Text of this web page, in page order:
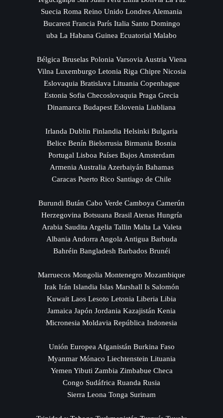
Suecia Roma Reino Unido Londres Alemania
Bucarest Francia París Italia Santo Domingo
uba La Habana Guinea Ecuatorial Malabo
Bélgica Bruselas Polonia Varsovia Austria Viena
Vilna Luxemburgo Letonia Riga Chipre Nicosia
Eslovaquia Bratislava Lituania Copenhague
Estonia Sofia Checoslovaquia Praga Grecia
Dinamarca Budapest Eslovenia Liubliana
Irlanda Dublin Finlandia Helsinki Bulgaria
Belice Benín Bielorrusia Birmania Bosnia
Portugal Lisboa Países Bajos Amsterdam
Armenia Australia Azerbaiyán Bahamas
Caracas Puerto Rico Santiago de Chile
Burundi Bután Cabo Verde Camboya Camerún
Herzegovina Botsuana Brasil Atenas Hungría
Arabia Saudita Argelia Tallin Malta La Valeta
Albania Andorra Angola Antigua Barbuda
Bahréin Bangladesh Barbados Brunéi
Marruecos Mongolia Montenegro Mozambique
Irak Irán Islandia Islas Marshall Is Salomón
Kuwait Laos Lesoto Letonia Liberia Libia
Jamaica Japón Jordania Kazajistán Kenia
Micronesia Moldavia República Indonesia
Unión Europea Afganistán Burkina Faso
Myanmar Mónaco Liechtenstein Lituania
Yemen Yibuti Zambia Zimbabue Checa
Congo Sudáfrica Ruanda Rusia
Sierra Leona Tonga Surinam